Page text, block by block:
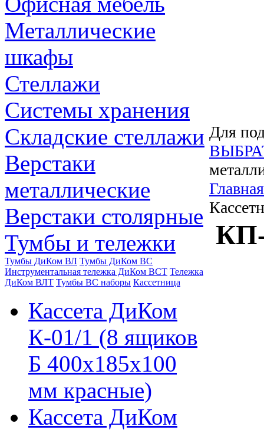
Металлические
шкафы
Стеллажи
Системы хранения
Складские стеллажи
Верстаки
металлические
Верстаки столярные
Тумбы и тележки
Тумбы ДиКом ВЛ Тумбы ДиКом ВС
Инструментальная тележка ДиКом ВСТ Тележка
ДиКом ВЛТ Тумбы ВС наборы Кассетница
Кассета ДиКом
К-01/1 (8 ящиков
Б 400х185х100
мм красные)
Кассета ДиКом
Для
Главная
КП-